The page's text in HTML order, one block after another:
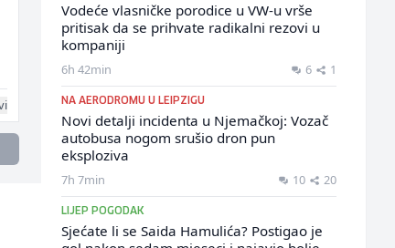
Vodeće vlasničke porodice u VW-u vrše
pritisak da se prihvate radikalni rezovi u
kompaniji
6h 42min 6 1
NA AERODROMU U LEIPZIGU
Novi detalji incidenta u Njemačkoj: Vozač
autobusa nogom srušio dron pun
eksploziva
7h 7min 10 20
LIJEP POGODAK
Sjećate li se Saida Hamulića? Postigao je